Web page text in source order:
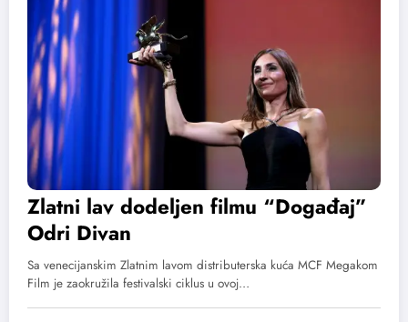
Zlatni lav dodeljen filmu “Događaj”
Odri Divan
Sa venecijanskim Zlatnim lavom distributerska kuća MCF Megakom
Film je zaokružila festivalski ciklus u ovoj…